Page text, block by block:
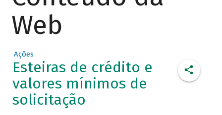
Web
Ações
Esteiras de crédito e
valores mínimos de
solicitação